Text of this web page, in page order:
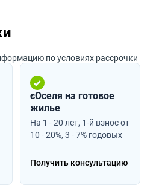
по условиях рассрочки
єОселя на готовое
жилье
На 1 - 20 лет, 1-й взнос от
10 - 20%, 3 - 7% годовых
Получить консультацию